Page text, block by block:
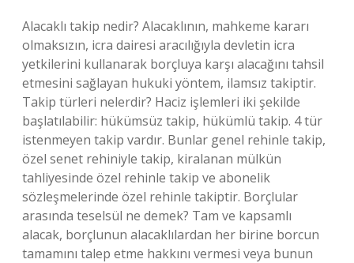
Alacaklı takip nedir? Alacaklının, mahkeme kararı
olmaksızın, icra dairesi aracılığıyla devletin icra
yetkilerini kullanarak borçluya karşı alacağını tahsil
etmesini sağlayan hukuki yöntem, ilamsız takiptir.
Takip türleri nelerdir? Haciz işlemleri iki şekilde
başlatılabilir: hükümsüz takip, hükümlü takip. 4 tür
istenmeyen takip vardır. Bunlar genel rehinle takip,
özel senet rehiniyle takip, kiralanan mülkün
tahliyesinde özel rehinle takip ve abonelik
sözleşmelerinde özel rehinle takiptir. Borçlular
arasında teselsül ne demek? Tam ve kapsamlı
alacak, borçlunun alacaklılardan her birine borcun
tamamını talep etme hakkını vermesi veya bunun